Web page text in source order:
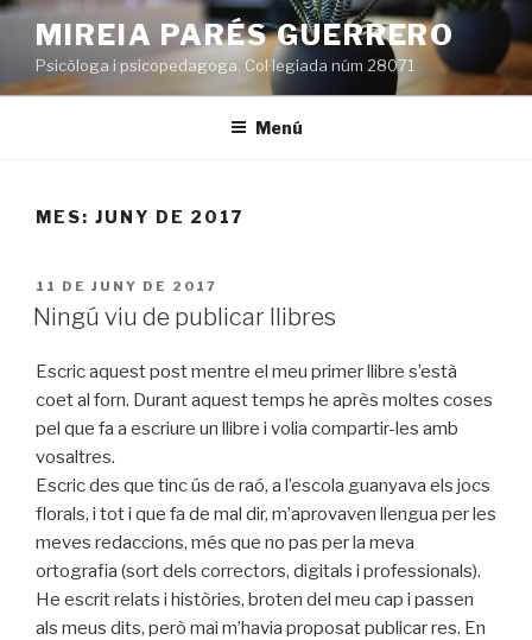
Vés
contingut
MIREIA PARÉS GUERRERO
Psicòloga i psicopedagoga. Col·legiada núm 28071
Menú
MES: JUNY DE 2017
PUBLICAT
A
11 DE JUNY DE 2017
Ningú viu de publicar llibres
Escric aquest post mentre el meu primer llibre s’està
coet al forn. Durant aquest temps he après moltes coses
pel que fa a escriure un llibre i volia compartir-les amb
vosaltres.
Escric des que tinc ús de raó, a l’escola guanyava els jocs
florals, i tot i que fa de mal dir, m’aprovaven llengua per les
meves redaccions, més que no pas per la meva
ortografia (sort dels correctors, digitals i professionals).
He escrit relats i històries, broten del meu cap i passen
als meus dits, però mai m’havia proposat publicar res. En